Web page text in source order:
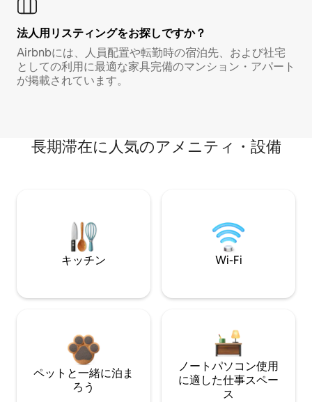
法人用リスティングをお探しですか？
Airbnbには、人員配置や転勤時の宿泊先、および社宅
としての利用に最適な家具完備のマンション・アパート
が掲載されています。
長期滞在に人気のアメニティ・設備
キッチン Wi-Fi
ペットと一緒に泊ま
ろう
ノートパソコン使用
に適した仕事スペー
ス